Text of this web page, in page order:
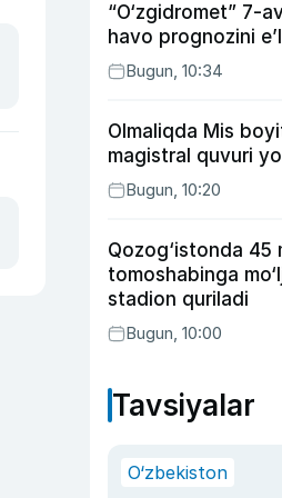
“O‘zgidromet” 7-
havo prognozini
Bugun, 10:34
Olmaliqda Mis
magistral quvuri
Bugun, 10:20
Qozog‘istonda 45
tomoshabinga
stadion quriladi
Bugun, 10:00
Tavsiyalar
O‘zbekiston